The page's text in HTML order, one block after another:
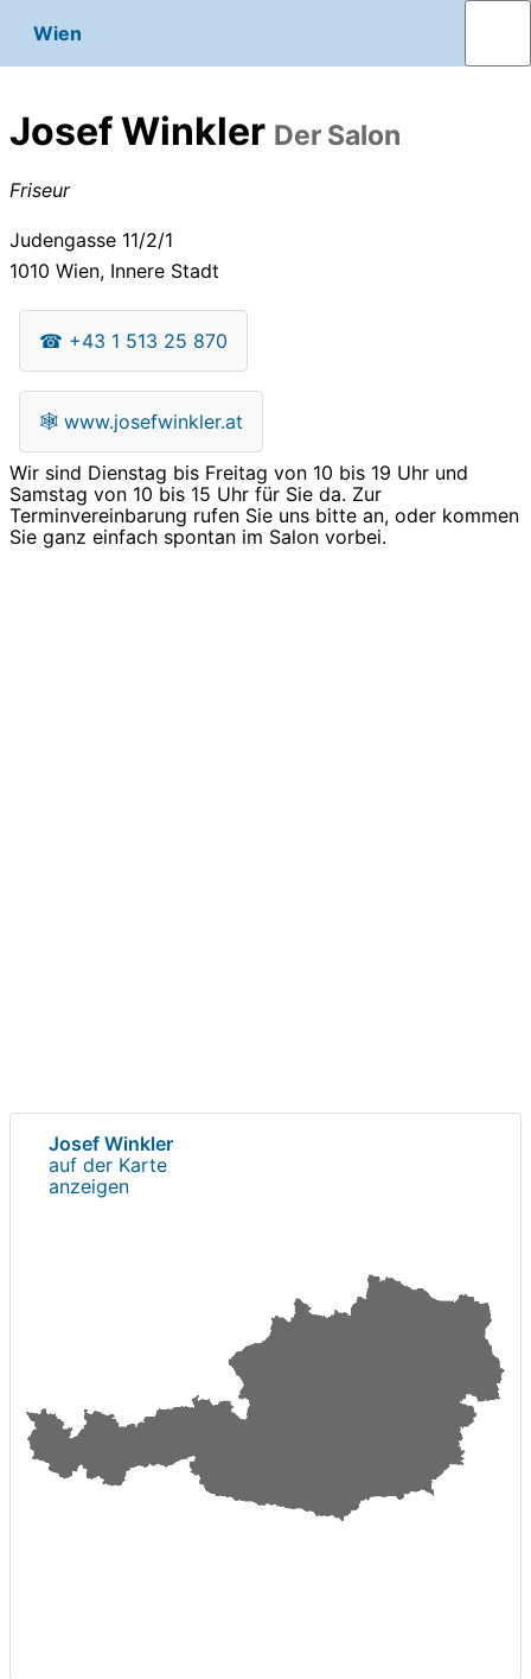
Wien
Josef Winkler Der Salon
Friseur
Judengasse 11/2/1
1010 Wien, Innere Stadt
☎ +43 1 513 25 870
🕸 www.josefwinkler.at
Wir sind Dienstag bis Freitag von 10 bis 19 Uhr und
Samstag von 10 bis 15 Uhr für Sie da. Zur
Terminvereinbarung rufen Sie uns bitte an, oder kommen
Sie ganz einfach spontan im Salon vorbei.
Josef Winkler
auf der Karte
anzeigen